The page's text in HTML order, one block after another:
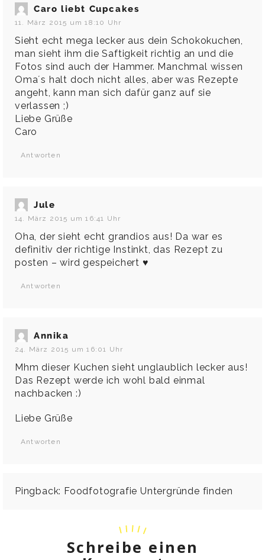
Caro liebt Cupcakes
11. März 2015 um 18:10 Uhr
Sieht echt mega lecker aus dein Schokokuchen,
man sieht ihm die Saftigkeit richtig an und die
Fotos sind auch der Hammer. Manchmal wissen
Oma´s halt doch nicht alles, aber was Rezepte
angeht, kann man sich dafür ganz auf sie
verlassen ;)
Liebe Grüße
Caro
Antworten
Jule
14. März 2015 um 16:41 Uhr
Oha, der sieht echt grandios aus! Da war es
definitiv der richtige Instinkt, das Rezept zu
posten – wird gespeichert ♥
Antworten
Annika
24. März 2015 um 16:01 Uhr
Mhm dieser Kuchen sieht unglaublich lecker aus!
Das Rezept werde ich wohl bald einmal
nachbacken :)
Liebe Grüße
Antworten
Pingback: Foodfotografie Untergründe finden
Schreibe einen